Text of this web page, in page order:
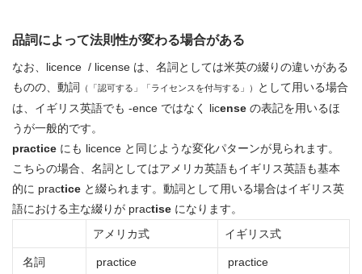
品詞によって法則性が変わる場合がある
なお、licence / license は、名詞としては米英の綴りの違いがある
ものの、動詞 （「認可する」「ライセンスを付与する」）
として用いる場合
は、イギリス英語でも -ence ではなく license の表記を用いるほ
うが一般的です。
practice にも licence と同じような変化パターンが見られます。
こちらの場合、名詞としてはアメリカ英語もイギリス英語も基本
的に practice と綴られます。動詞として用いる場合はイギリス英
語における主な綴りが practise になります。
アメリカ式
イギリス式
名詞 practice practice